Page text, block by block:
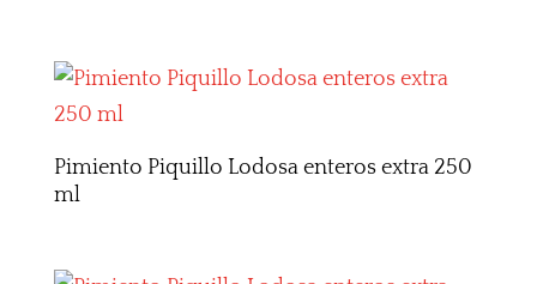
Pimiento Piquillo Lodosa enteros extra 250
ml